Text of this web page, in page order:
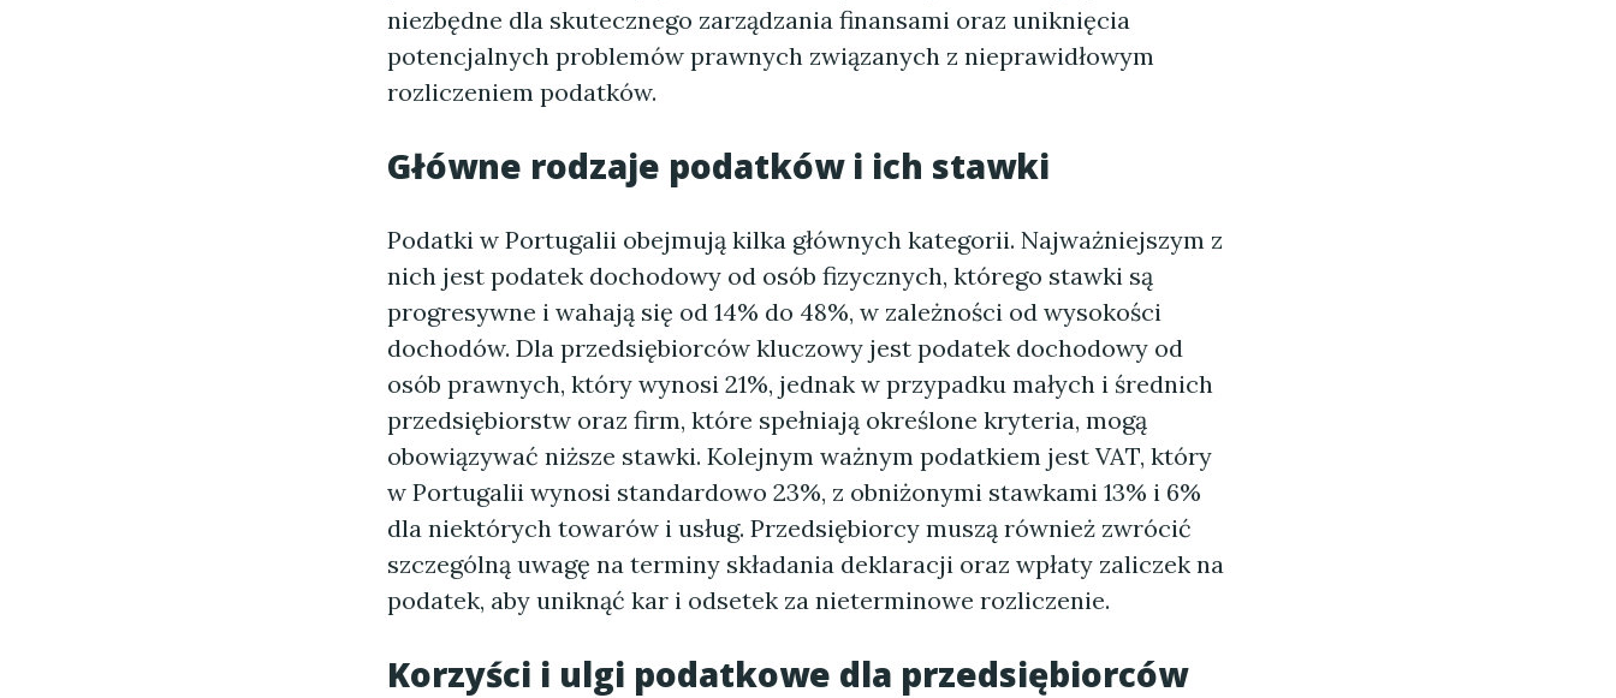
niezbędne dla skutecznego zarządzania finansami oraz uniknięcia
potencjalnych problemów prawnych związanych z nieprawidłowym
rozliczeniem podatków.
Główne rodzaje podatków i ich stawki
Podatki w Portugalii obejmują kilka głównych kategorii. Najważniejszym z
nich jest podatek dochodowy od osób fizycznych, którego stawki są
progresywne i wahają się od 14% do 48%, w zależności od wysokości
dochodów. Dla przedsiębiorców kluczowy jest podatek dochodowy od
osób prawnych, który wynosi 21%, jednak w przypadku małych i średnich
przedsiębiorstw oraz firm, które spełniają określone kryteria, mogą
obowiązywać niższe stawki. Kolejnym ważnym podatkiem jest VAT, który
w Portugalii wynosi standardowo 23%, z obniżonymi stawkami 13% i 6%
dla niektórych towarów i usług. Przedsiębiorcy muszą również zwrócić
szczególną uwagę na terminy składania deklaracji oraz wpłaty zaliczek na
podatek, aby uniknąć kar i odsetek za nieterminowe rozliczenie.
Korzyści i ulgi podatkowe dla przedsiębiorców